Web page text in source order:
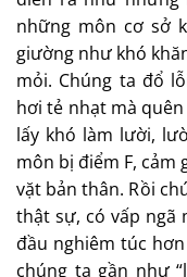
những môn cơ sở
giường như khó
mỏi. Chúng ta đổ
hơi tẻ nhạt mà
lấy khó làm lười,
môn bị điểm F, cảm
vặt bản thân. Rồi
thật sự, có vấp ngã
đầu nghiêm túc
chúng ta gần như